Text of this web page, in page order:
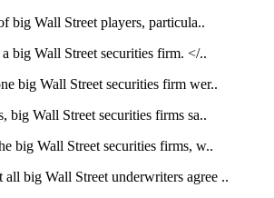
big Wall Street players, particula..
big Wall Street securities firm. </..
big Wall Street securities firm wer..
big Wall Street securities firms sa..
big Wall Street securities firms, w..
big Wall Street underwriters agree ..